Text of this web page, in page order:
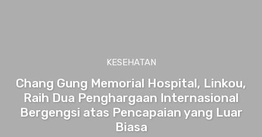
KESEHATAN
Chang Gung Memorial Hospital, Linkou,
Raih Dua Penghargaan Internasional
Bergengsi atas Pencapaian yang Luar
Biasa